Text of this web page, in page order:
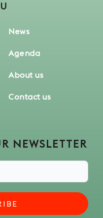
News
Agenda
About us
Contact us
NEWSLETTER